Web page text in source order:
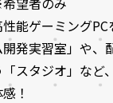
能ゲーミング
開発実習室」や、
「スタジオ」など
！